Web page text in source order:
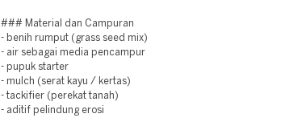
### Material dan Campuran
- benih rumput (grass seed mix)
- air sebagai media pencampur
- pupuk starter
- mulch (serat kayu / kertas)
- tackifier (perekat tanah)
- aditif pelindung erosi